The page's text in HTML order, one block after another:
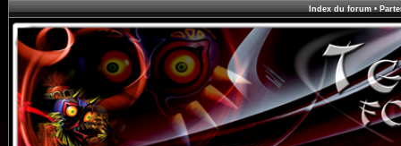
Index du forum•